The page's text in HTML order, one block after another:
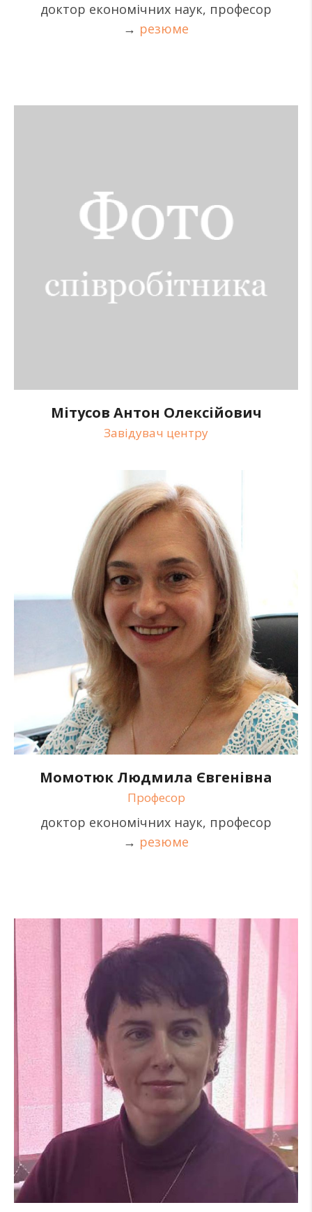
доктор економічних наук, професор
→ резюме
Мітусов Антон Олексійович
Завідувач центру
Момотюк Людмила Євгенівна
Професор
доктор економічних наук, професор
→ резюме